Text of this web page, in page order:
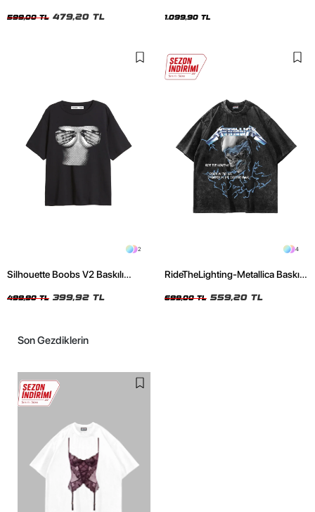
599,00 TL 479,20 TL 1.099,90 TL
2
Silhouette Boobs V2 Baskılı
499,90 TL 399,92 TL
4
RideTheLighting-Metallica Baskılı
Tshirt
699,00 TL 559,20 TL
Son Gezdiklerin